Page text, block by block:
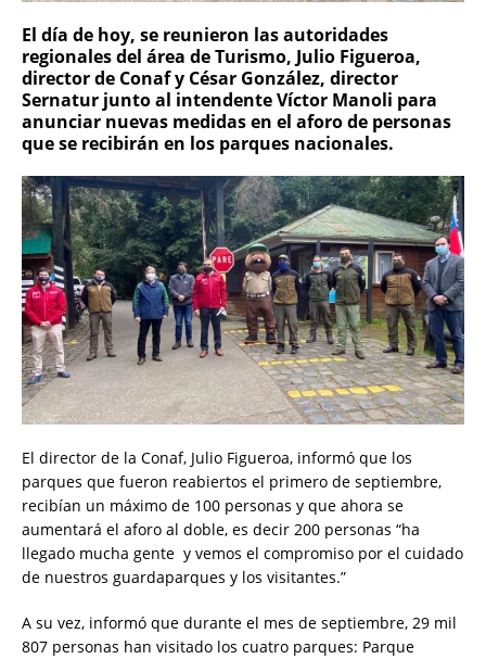
El día de hoy, se reunieron las autoridades
regionales del área de Turismo, Julio Figueroa,
director de Conaf y César González, director
Sernatur junto al intendente Víctor Manoli para
anunciar nuevas medidas en el aforo de personas
que se recibirán en los parques nacionales.
El director de la Conaf, Julio Figueroa, informó que los
parques que fueron reabiertos el primero de septiembre,
recibían un máximo de 100 personas y que ahora se
aumentará el aforo al doble, es decir 200 personas “ha
llegado mucha gente y vemos el compromiso por el cuidado
de nuestros guardaparques y los visitantes.”
A su vez, informó que durante el mes de septiembre, 29 mil
807 personas han visitado los cuatro parques: Parque